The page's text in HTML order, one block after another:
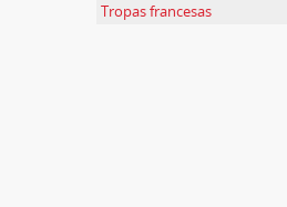
Tropas francesas